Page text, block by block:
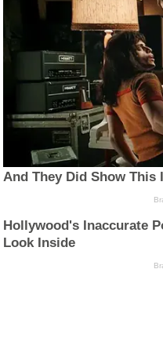
And They Did Show This
Hollywood's Inaccurate
Look Inside